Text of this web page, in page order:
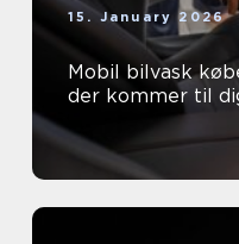
15. January 2026
Mobil bilvask københavn
der kommer til